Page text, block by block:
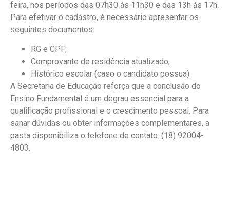
feira, nos períodos das 07h30 às 11h30 e das 13h às 17h.
Para efetivar o cadastro, é necessário apresentar os
seguintes documentos:
RG e CPF;
Comprovante de residência atualizado;
Histórico escolar (caso o candidato possua).
A Secretaria de Educação reforça que a conclusão do
Ensino Fundamental é um degrau essencial para a
qualificação profissional e o crescimento pessoal. Para
sanar dúvidas ou obter informações complementares, a
pasta disponibiliza o telefone de contato: (18) 92004-
4803.